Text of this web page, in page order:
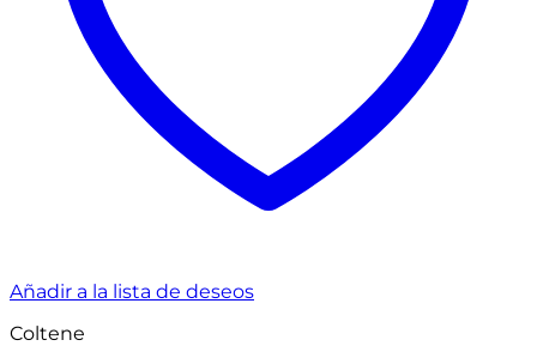
Añadir a la lista de deseos
Coltene